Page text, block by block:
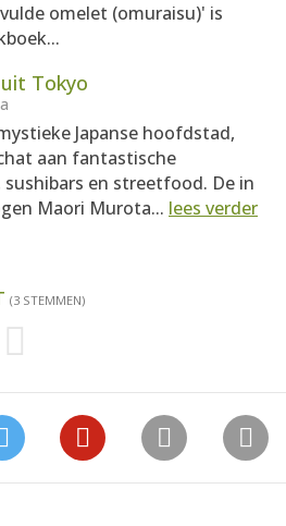
omelet (omuraisu)' is
Tokyo
Japanse hoofdstad,
aan fantastische
en streetfood. De in
Maori Murota... lees verder
(3 STEMMEN)